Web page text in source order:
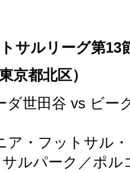
サルリーグ第13
京都北区）
世田谷 vs ビー
・フットサル
ルパーク／ポル